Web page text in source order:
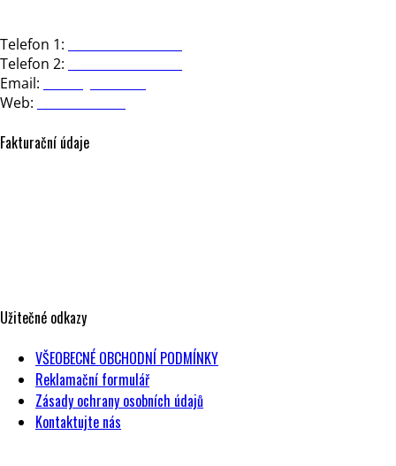
Telefon 1:
Telefon 2:
Email:
Web:
Fakturační údaje
Užitečné odkazy
VŠEOBECNÉ OBCHODNÍ PODMÍNKY
Reklamační formulář
Zásady ochrany osobních údajů
Kontaktujte nás